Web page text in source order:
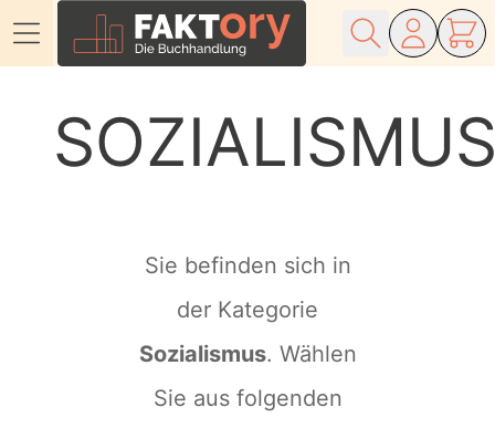
Sie befinden sich in
der Kategorie
Sozialismus. Wählen
Sie aus folgenden